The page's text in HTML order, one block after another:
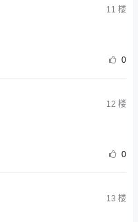
11 楼
0
12 楼
0
13 楼